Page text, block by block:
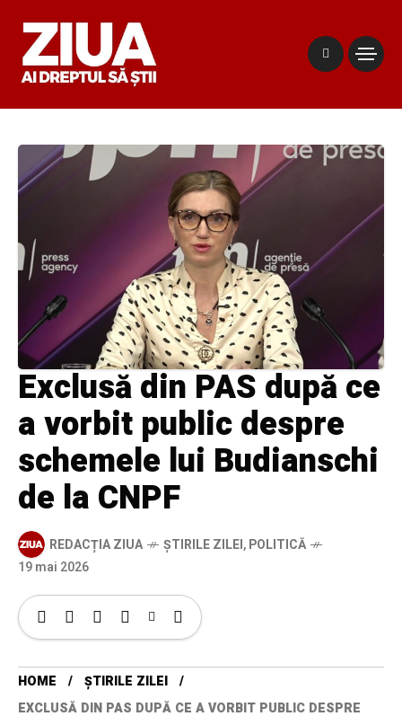
Exclusă din PAS după ce
a vorbit public despre
schemele lui Budianschi
de la CNPF
REDACȚIA ZIUA ȘTIRILE ZILEI,POLITICĂ
19 mai 2026
HOME
ȘTIRILE ZILEI
EXCLUSĂ DIN PAS DUPĂ CE A VORBIT PUBLIC DESPRE